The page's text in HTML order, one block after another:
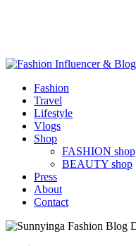
Fashion
Travel
Lifestyle
Vlogs
Shop
FASHION shop
BEAUTY shop
Press
About
Contact